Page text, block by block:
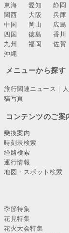
東海
愛知 静岡
関西
大阪 兵庫
中国
岡山 広島
四国
徳島 香川
九州
福岡 佐賀
沖縄
メニューから探す
旅行関連ニュース ｜
稿写真
コンテンツのご案
乗換案内
時刻表検索
経路検索
運行情報
地図・スポット検索
季節特集
花見特集
花火大会特集